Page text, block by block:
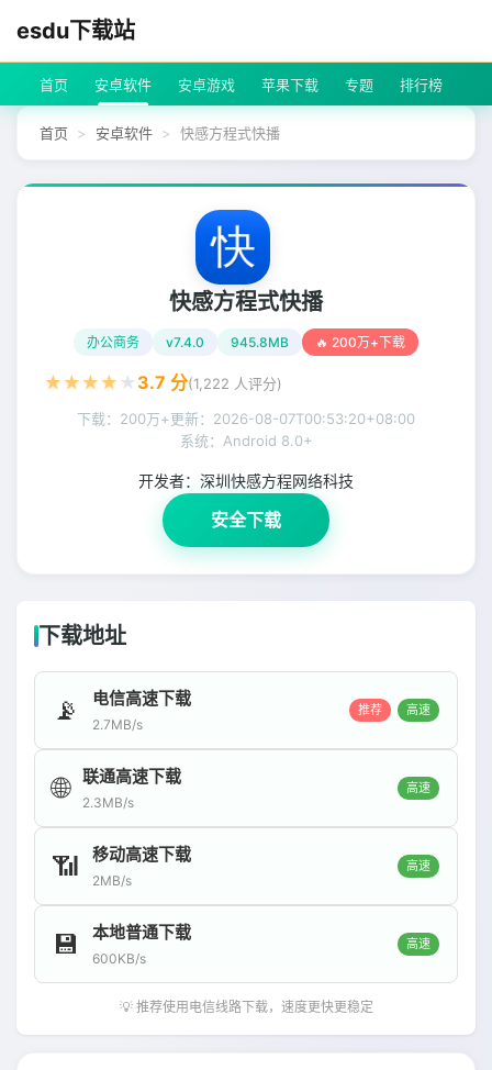
esdu下载站
首页 安卓软件 安卓游戏 苹果下载 专题 排行榜
首页 安卓软件 快感方程式快播
快感方程式快播
办公商务 v7.4.0 945.8MB 🔥 200万+下载
★ ★ ★ ★ ★ 3.7 分(1,222 人评分)
下载：200万+更新： 2026-08-07T00:53:20+08:00
系统：Android 8.0+
开发者： 深圳快感方程网络科技
安全下载
下载地址
📡 电信高速下载
2.7MB/s
推荐 高速
🌐 联通高速下载
2.3MB/s
高速
📶 移动高速下载
2MB/s
高速
💾 本地普通下载
600KB/s
高速
💡 推荐使用电信线路下载，速度更快更稳定